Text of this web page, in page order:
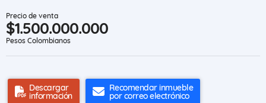
Precio de venta
$1.500.000.000
Pesos Colombianos
Descargar
información
Recomendar inmueble
por correo electrónico